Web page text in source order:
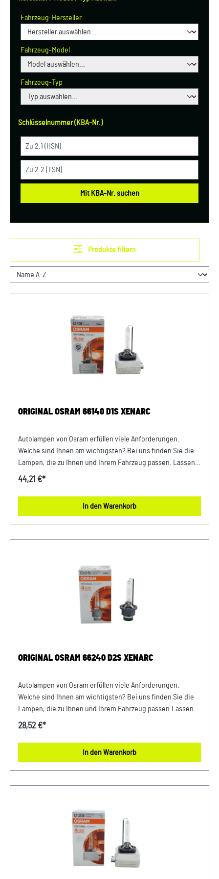
Fahrzeug-Hersteller
Fahrzeug-Model
Fahrzeug-Typ
Schlüsselnummer (KBA-Nr.)
Mit KBA-Nr. suchen
Produkte filtern
ORIGINAL OSRAM 66140 D1S XENARC
Autolampen von Osram erfüllen viele Anforderungen.
Welche sind Ihnen am wichtigsten? Bei uns finden Sie die
Lampen, die zu Ihnen und Ihrem Fahrzeug passen. Lassen
Sie sich von bewährter Qualität und exakter Leistung
35WNennspannung 12.0VNennleistung
35WLeistungsaufnahme Toleranz ±3 %Prüfspannung 13,5V
44,21 €*
In den Warenkorb
ORIGINAL OSRAM 66240 D2S XENARC
Autolampen von Osram erfüllen viele Anforderungen.
Welche sind Ihnen am wichtigsten? Bei uns finden Sie die
Lampen, die zu Ihnen und Ihrem Fahrzeug passen.Lassen
Sie sich von bewährter Qualität und exakter Leistung
35WNennspannung 85.0VNennleistung
35WLeistungsaufnahme Toleranz ±3 %Prüfspannung
28,52 €*
In den Warenkorb